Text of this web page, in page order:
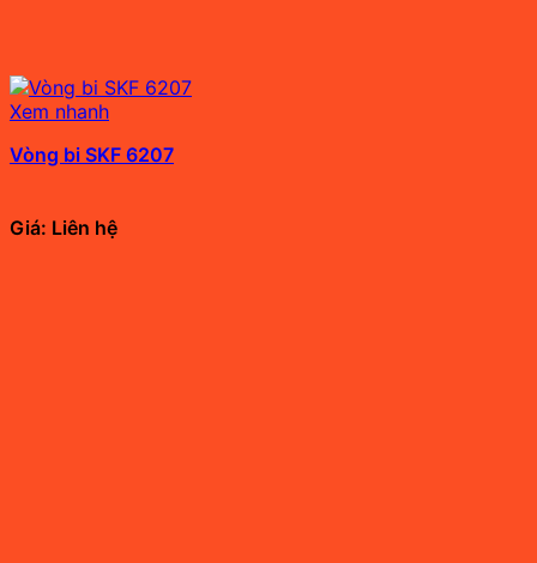
Xem nhanh
Vòng bi SKF 6207
Giá: Liên hệ